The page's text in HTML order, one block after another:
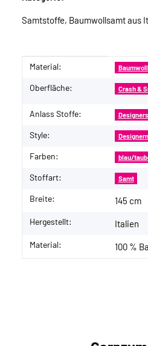
Samtstoffe, Baumwollsamt aus
Produkteigenschaft
Wert
Material:
Oberfläche: Crash &
Anlass Stoffe:
Style:
Farben: blau/
Stoffart: Samt
Breite: 145 cm
Hergestellt: Italien
Material: 100 %